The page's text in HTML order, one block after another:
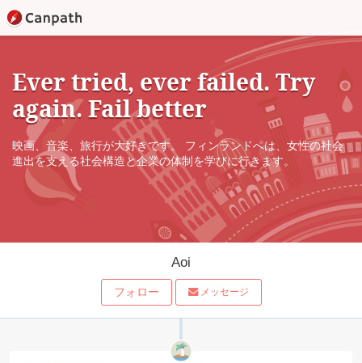
Ever tried, ever failed. Try
again. Fail better
映画、音楽、旅行が大好きです。 フィンランドへは、女性の社会
進出を支える社会構造と企業の体制を学びに行きます。
Aoi
フォロー メッセージ